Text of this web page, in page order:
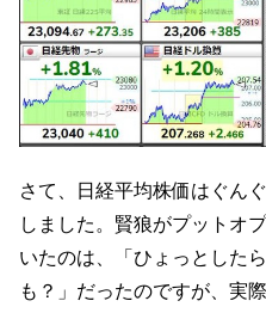
さて、日経平均株価はぐん
しました。賢狼がプットオ
いたのは、「ひょっとした
も？」だったのですが、実